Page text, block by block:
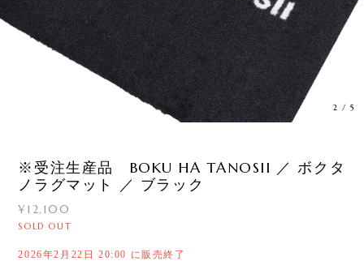
3 /5
※受注生産品 BOKU HA TANOSII ／ ボクタ
ノラグマット ／ ブラック
¥12,100
SOLD OUT
2026年2月22日 20:00 に販売終了